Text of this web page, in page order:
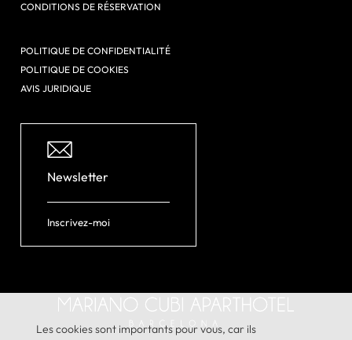
CONDITIONS DE RÉSERVATION
POLITIQUE DE CONFIDENTIALITÉ
POLITIQUE DE COOKIES
AVIS JURIDIQUE
Newsletter
Inscrivez-moi
Les cookies sont importants pour vous, car ils